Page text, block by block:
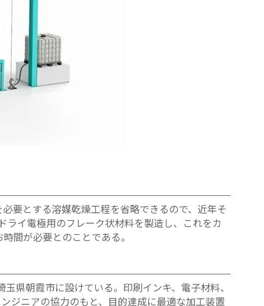
要とする溶媒乾燥工程を省略できるので、近年そ
ライ電極用のフレーク状材料を製造し、これをカ
間が必要とのことである。
県朝霞市に設けている。印刷インキ、電子材料、
ジニアの協力のもと、目的達成に最適な加工装置